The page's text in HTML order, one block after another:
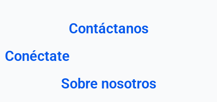
Contáctanos
Conéctate
Sobre nosotros